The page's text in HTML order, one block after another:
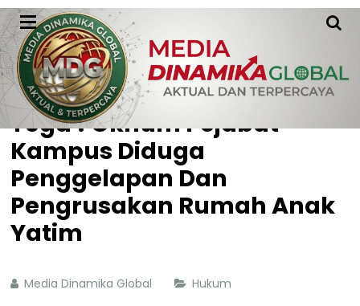
HOME HUKUM
Tega ! Oknum Pejabat
Kampus Diduga
Penggelapan Dan
Pengrusakan Rumah Anak
Yatim
Media Dinamika Global Hukum